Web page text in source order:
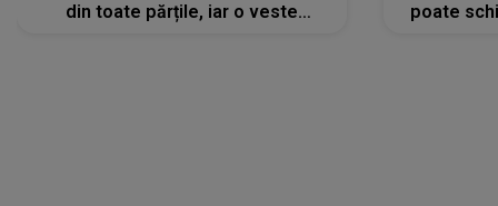
din toate părțile, iar o veste
poate